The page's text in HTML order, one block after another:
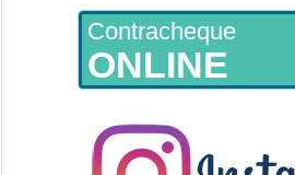
Contracheque
ONLINE